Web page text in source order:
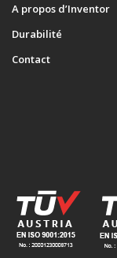
A propos d’Inventor
Durabilité
Contact